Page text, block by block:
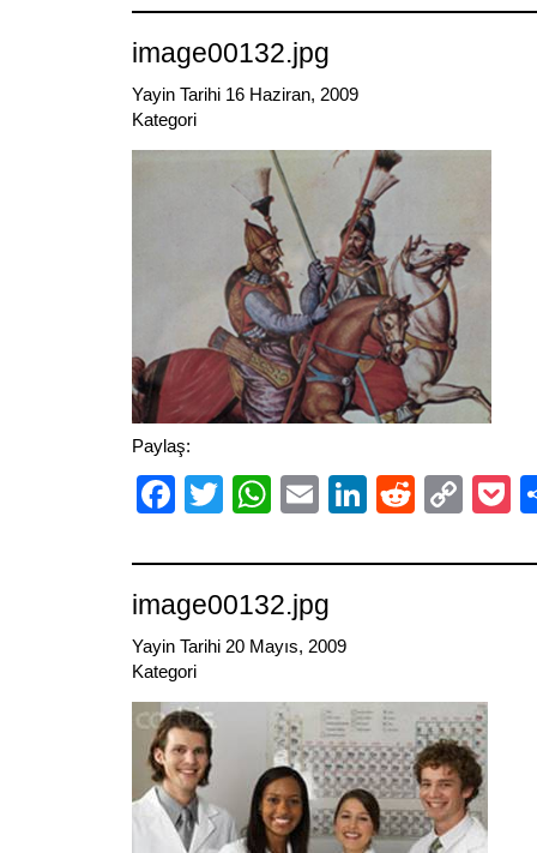
image00132.jpg
Yayin Tarihi 16 Haziran, 2009
Kategori
Paylaş:
Facebook
TwitterWhatsApp
EmailLinkedIn
Reddit
image00132.jpg
Yayin Tarihi 20 Mayıs, 2009
Kategori